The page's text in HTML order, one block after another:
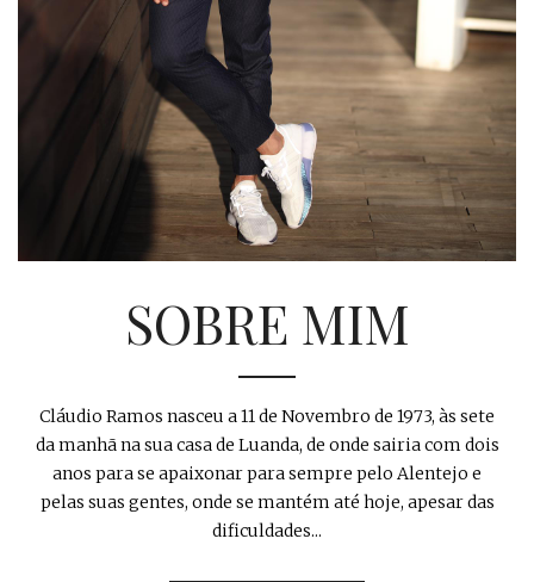
SOBRE MIM
Cláudio Ramos nasceu a 11 de Novembro de 1973, às sete
da manhã na sua casa de Luanda, de onde sairia com dois
anos para se apaixonar para sempre pelo Alentejo e
pelas suas gentes, onde se mantém até hoje, apesar das
dificuldades...